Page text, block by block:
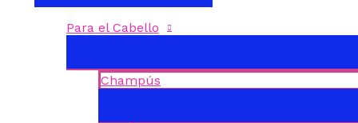
Para el Cabello
Champús